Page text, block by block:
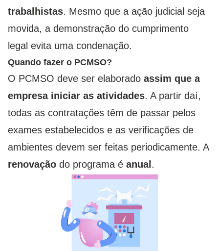
trabalhistas. Mesmo que a ação judicial seja
movida, a demonstração do cumprimento
legal evita uma condenação.
Quando fazer o PCMSO?
O PCMSO deve ser elaborado assim que a
empresa iniciar as atividades. A partir daí,
todas as contratações têm de passar pelos
exames estabelecidos e as verificações de
ambientes devem ser feitas periodicamente. A
renovação do programa é anual .